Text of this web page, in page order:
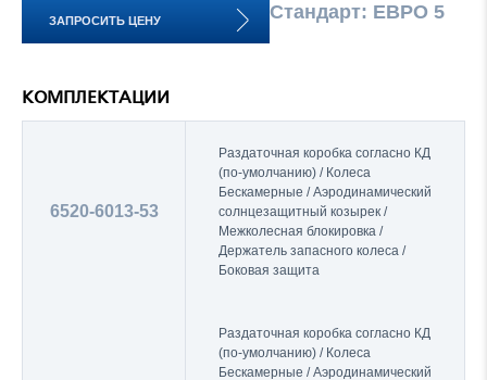
ЗАПРОСИТЬ ЦЕНУ Стандарт: ЕВРО 5
КОМПЛЕКТАЦИИ
6520-6013-53
Раздаточная коробка согласно КД
(по-умолчанию) / Колеса
Бескамерные / Аэродинамический
солнцезащитный козырек /
Межколесная блокировка /
Держатель запасного колеса /
Боковая защита
Раздаточная коробка согласно КД
(по-умолчанию) / Колеса
Бескамерные / Аэродинамический